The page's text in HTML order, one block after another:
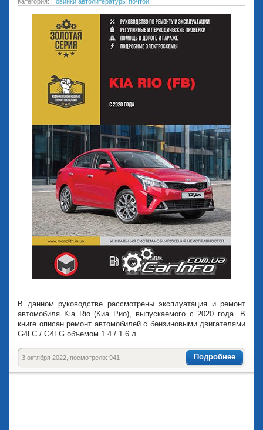
В данном руководстве рассмотрены эксплуатация и ремонт
автомобиля Kia Rio (Киа Рио), выпускаемого с 2020 года. В
книге описан ремонт автомобилей с бензиновыми двигателями
G4LC / G4FG объемом 1.4 / 1.6 л.
Подробнее
3 октября 2022, посмотрело: 941